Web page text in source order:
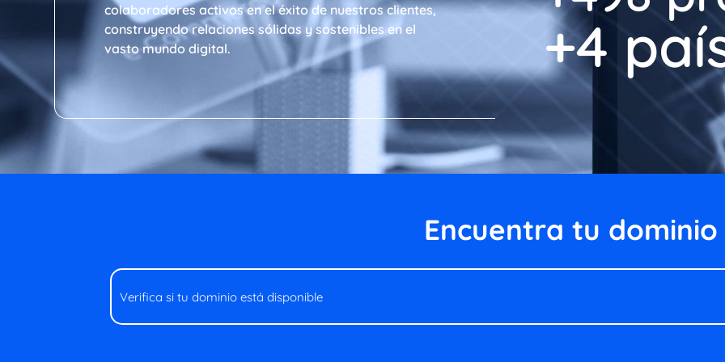
colaboradores activos en el éxito de nuestros clientes,
construyendo relaciones sólidas y sostenibles en el
vasto mundo digital.
+5
Encuentra tu dominio